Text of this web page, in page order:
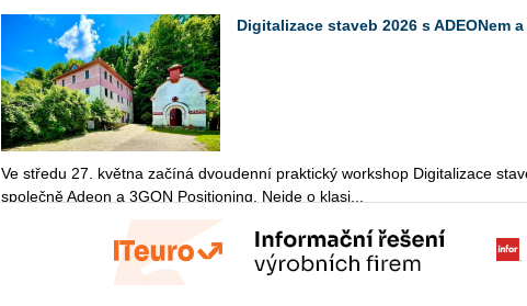
Digitalizace staveb 2026 s ADEONem a
Ve stře­du 27. květ­na za­čí­ná dvou­den­ní prak­tic­ký workshop Di­gi­ta­li­za­ce
spo­leč­ně Adeon a 3GON Po­si­ti­o­ning. Nejde o kla­si...